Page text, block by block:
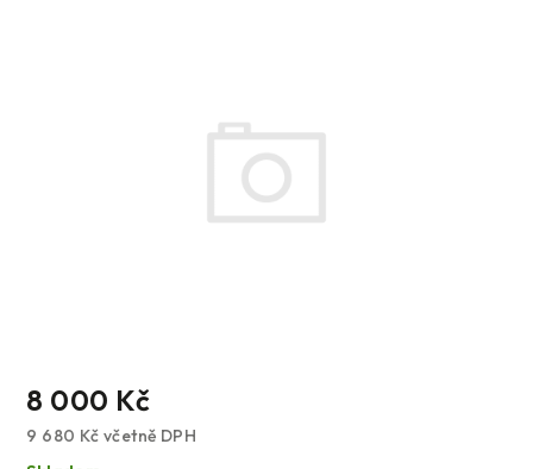
8 000 Kč
9 680 Kč včetně DPH